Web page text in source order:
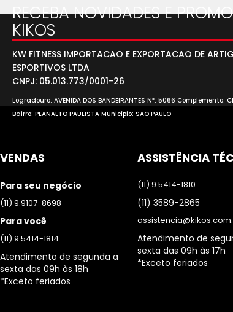
RECEBA NOVIDADES E
KIKOS
KW FITNESS IMPORTACAO E EXPORTACAO DE
ESPORTIVOS LTDA
CNPJ: 05.013.773/0001-26
Logradouro: AVENIDA DOS BANDEIRANTES Nº: 5066 Complemento:
Bairro: PLANALTO PAULISTA Município: SAO PAULO
VENDAS
Para seu negócio
(11) 9.9107-8698
Para você
(11) 9.5414-1814
Atendimento de segunda a
sexta das 09h às 18h
*Exceto feriados
ASSISTÊNCIA
(11) 9.5414-1810
(11) 3589-2865
Atendimento de
sexta das 09h às 17h
*Exceto feriados